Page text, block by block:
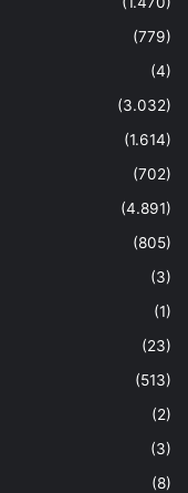
(779)
(4)
(3.032)
(1.614)
(702)
(4.891)
(805)
(3)
(1)
(23)
(513)
(2)
(3)
(8)